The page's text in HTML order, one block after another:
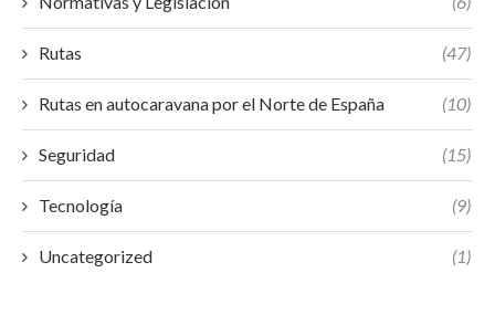
Rutas (47)
Rutas en autocaravana por el Norte de España (10)
Seguridad (15)
Tecnología (9)
Uncategorized (1)